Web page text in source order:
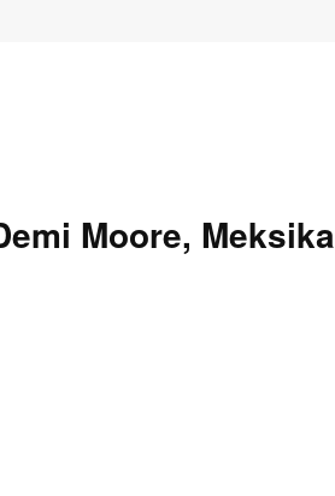
Moore, Meksika